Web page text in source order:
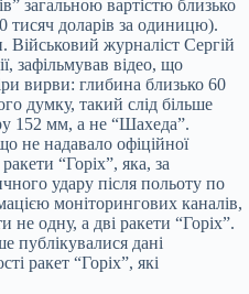
загальною вартістю близько
тисяч доларів за одиницю).
Військовий журналіст Сергій
зафільмував відео, що
вирви: глибина близько 60
думку, такий слід більше
152 мм, а не “Шахеда”.
не надавало офіційної
“Горіх”, яка, за
удару після польоту по
моніторингових каналів,
одну, а дві ракети “Горіх”.
публікувалися дані
ракет “Горіх”, які